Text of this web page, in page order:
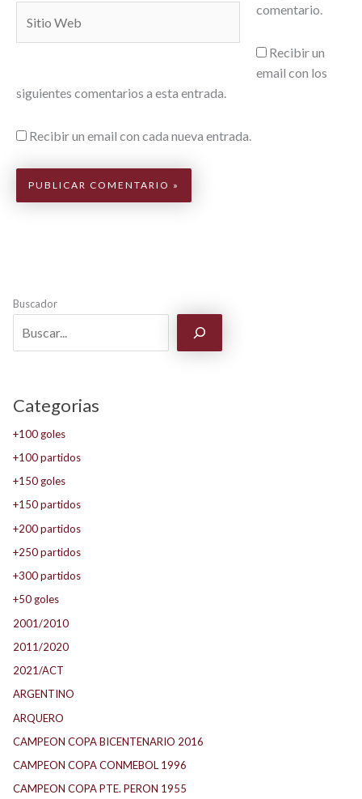
Web
comentario.
Recibir un
email con los
siguientes comentarios a esta entrada.
Recibir un email con cada nueva entrada.
Buscador
Categorias
+100 goles
+100 partidos
+150 goles
+150 partidos
+200 partidos
+250 partidos
+300 partidos
+50 goles
2001/2010
2011/2020
2021/ACT
ARGENTINO
ARQUERO
CAMPEON COPA BICENTENARIO 2016
CAMPEON COPA CONMEBOL 1996
CAMPEON COPA PTE. PERON 1955